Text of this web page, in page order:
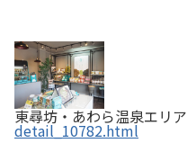
東尋坊・あわら温泉エリア
detail_10782.html